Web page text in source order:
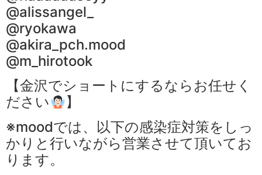
@alissangel_
@ryokawa
@akira_pch.mood
@m_hirotook
【金沢でショートにするならお任せく
ださい
】
※moodでは、以下の感染症対策をしっ
かりと行いながら営業させて頂いてお
ります。